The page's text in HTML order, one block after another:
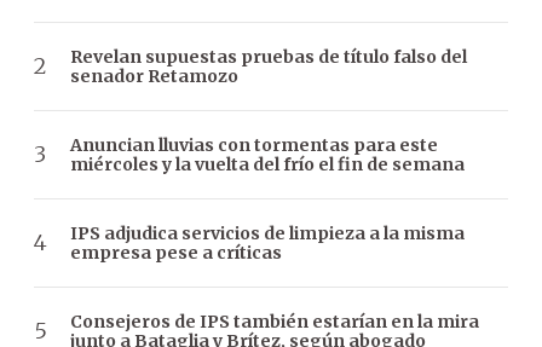
Revelan supuestas pruebas de título falso del
senador Retamozo
Anuncian lluvias con tormentas para este
miércoles y la vuelta del frío el fin de semana
IPS adjudica servicios de limpieza a la misma
empresa pese a críticas
Consejeros de IPS también estarían en la mira
junto a Bataglia y Brítez, según abogado